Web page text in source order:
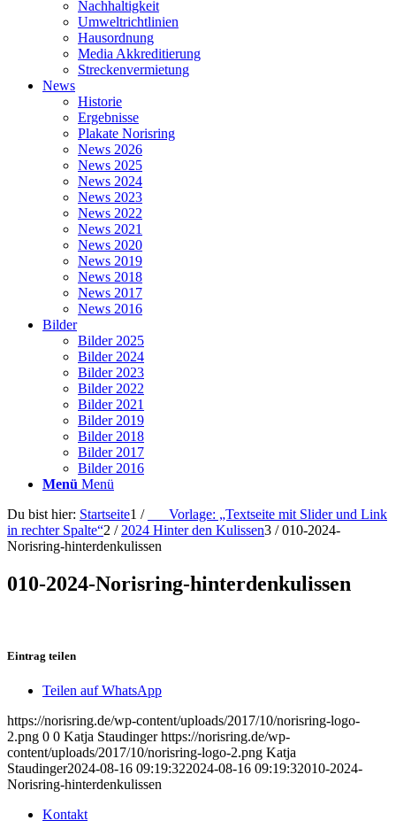
Nachhaltigkeit
Umweltrichtlinien
Hausordnung
Media Akkreditierung
Streckenvermietung
News
Historie
Ergebnisse
Plakate Norisring
News 2026
News 2025
News 2024
News 2023
News 2022
News 2021
News 2020
News 2019
News 2018
News 2017
News 2016
Bilder
Bilder 2025
Bilder 2024
Bilder 2023
Bilder 2022
Bilder 2021
Bilder 2019
Bilder 2018
Bilder 2017
Bilder 2016
Menü Menü
Du bist hier: Startseite1 /
___Vorlage: „Textseite mit Slider und Link
in rechter Spalte“2 / 2024 Hinter den Kulissen3 / 010-2024-
Norisring-hinterdenkulissen
010-2024-Norisring-hinterdenkulissen
Eintrag teilen
Teilen auf WhatsApp
https://norisring.de/wp-content/uploads/2017/10/norisring-logo-
2.png 0 0 Katja Staudinger https://norisring.de/wp-
content/uploads/2017/10/norisring-logo-2.png Katja
Staudinger2024-08-16 09:19:322024-08-16 09:19:32010-2024-
Norisring-hinterdenkulissen
Kontakt